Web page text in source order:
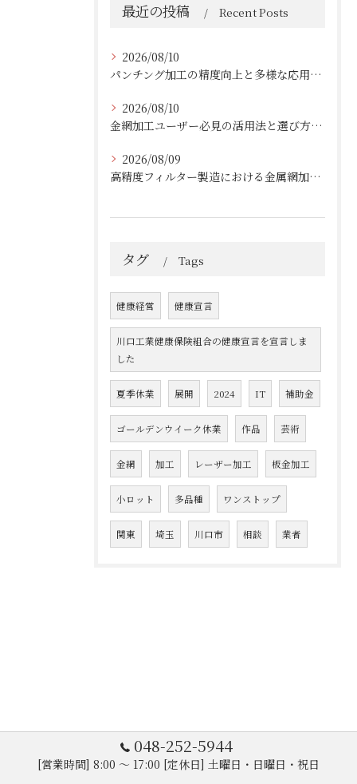
最近の投稿 Recent Posts
2026/08/10
パンチング加工の精度向上と多様な応用事例
2026/08/10
金網加工ユーザー必見の活用法と選び方ガイド
2026/08/09
高精度フィルター製造における金属網加工の最前線
タグ Tags
健康経営 健康宣言
川口工業健康保険組合の健康宣言を宣言しま
した
夏季休業 展開 2024 IT 補助金
ゴールデンウイーク休業 作品 芸術
金網 加工 レーザー加工 板金加工
小ロット 多品種 ワンストップ
関東 埼玉 川口市 相談 業者
048-252-5944
[営業時間] 8:00 ～ 17:00 [定休日] 土曜日・日曜日・祝日